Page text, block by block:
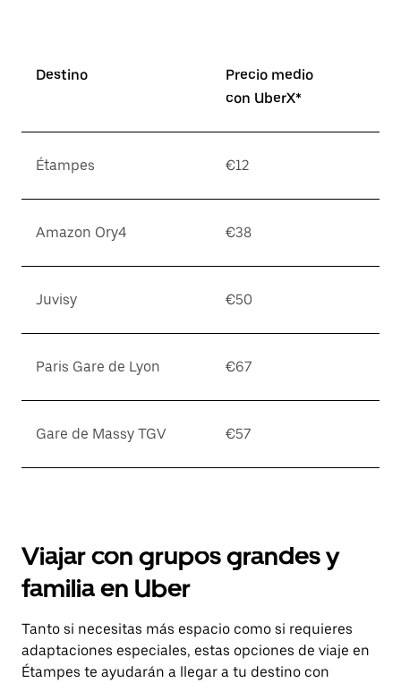
Destino
Precio medio
con UberX*
Étampes €12
Amazon Ory4 €38
Juvisy €50
Paris Gare de Lyon €67
Gare de Massy TGV €57
Viajar con grupos grandes y
familia en Uber
Tanto si necesitas más espacio como si requieres
adaptaciones especiales, estas opciones de viaje en
Étampes te ayudarán a llegar a tu destino con